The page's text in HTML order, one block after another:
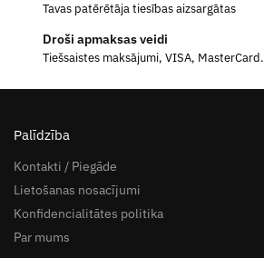
Tavas patērētāja tiesības aizsargātas
Droši apmaksas veidi
Tiešsaistes maksājumi, VISA, MasterCard.
Palīdzība
Kontakti / Piegāde
Lietošanas nosacījumi
Konfidencialitātes politika
Par mums